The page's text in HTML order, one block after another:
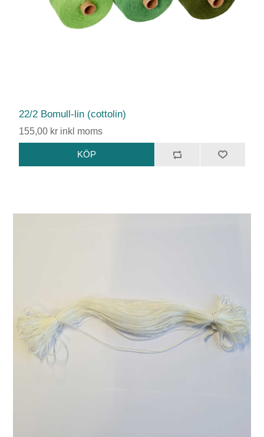
22/2 Bomull-lin (cottolin)
155,00 kr inkl moms